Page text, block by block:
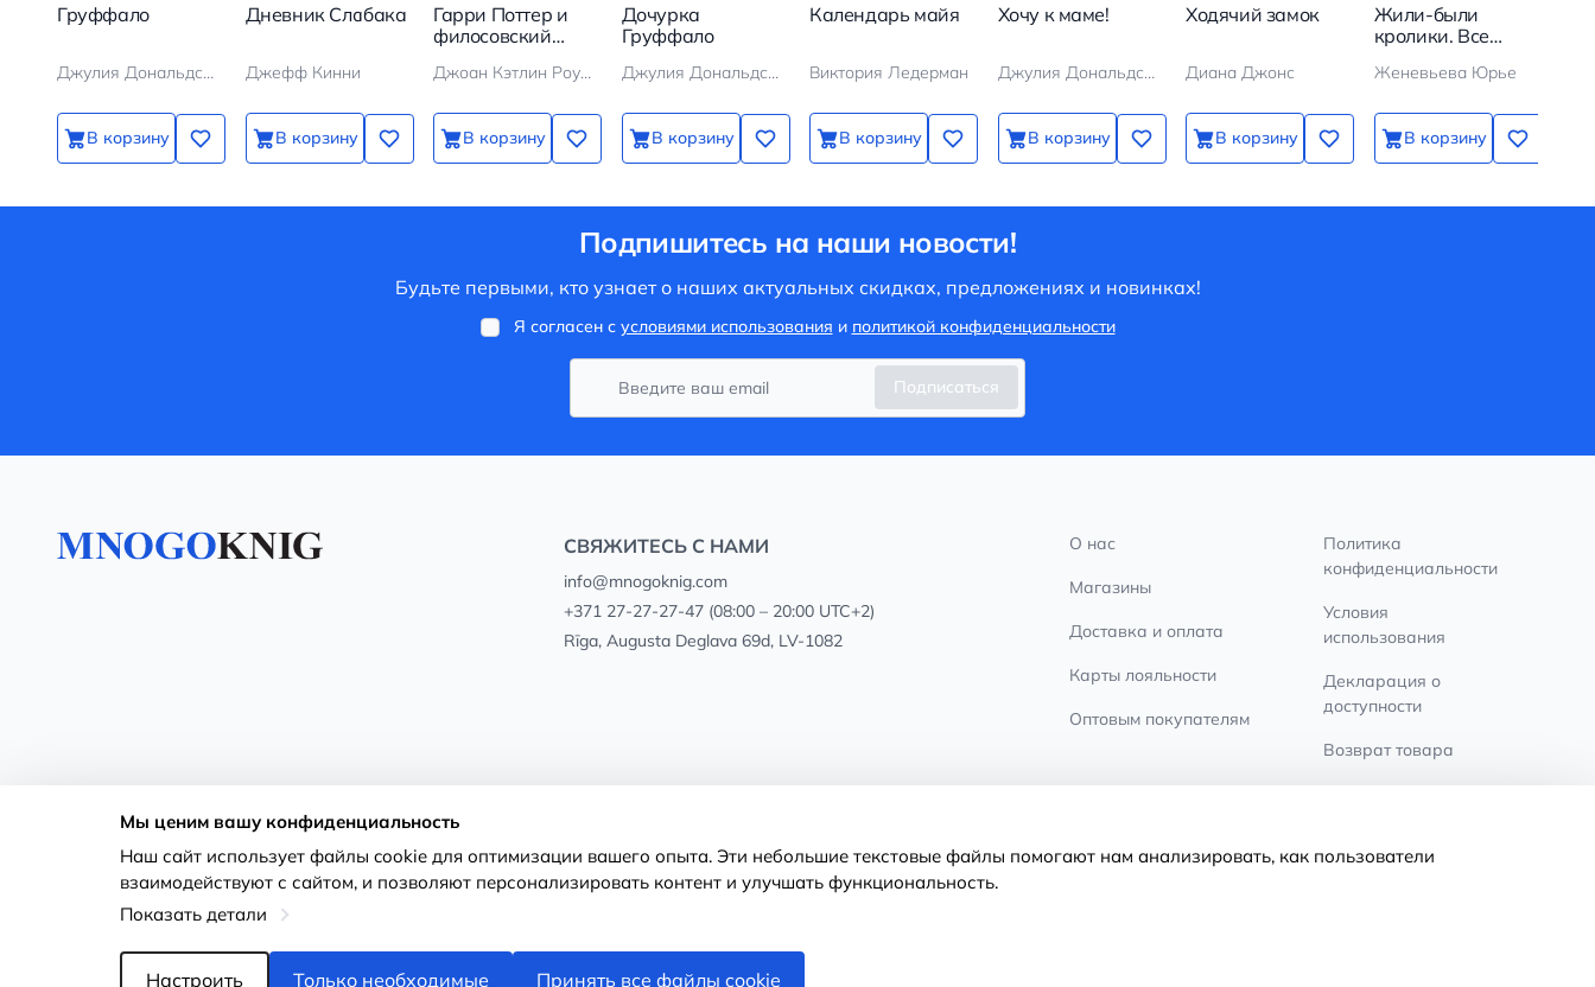
Груффало
Джулия Дональдсон, Аксель Шеффлер
В корзину
Дневник Слабака
Джефф Кинни
В корзину
Гарри Поттер и
филосовский
Джоан Кэтлин Роулинг
В корзину
Дочурка
Груффало
Джулия Дональдсон
В корзину
Календарь майя
Виктория Ледерман
В корзину
Хочу к маме!
Джулия Дональдсон, Аксель Шеффлер
В корзину
Ходячий замок
Диана Джонс
В корзину
Жили-были
кролики. Все
одном томе
Женевьева Юрье
В корзину
Подпишитесь на наши новости!
Будьте первыми, кто узнает о наших актуальных скидках, предложениях и новинках!
Я согласен с условиями использования и политикой конфиденциальности
Подписаться
СВЯЖИТЕСЬ С НАМИ
info@mnogoknig.com
+371 27-27-27-47(08:00 – 20:00 UTC+2)
Rīga, Augusta Deglava 69d, LV-1082
О нас
Магазины
Доставка и оплата
Карты лояльности
Оптовым покупателям
Политика
конфиденциальности
Условия
использования
Декларация о
доступности
Возврат товара
Мы ценим вашу конфиденциальность
Наш сайт использует файлы cookie для оптимизации вашего опыта. Эти небольшие текстовые файлы помогают нам анализировать, как пользователи
взаимодействуют с сайтом, и позволяют персонализировать контент и улучшать функциональность.
Показать детали
Настроить Только необходимые Принять все файлы cookie